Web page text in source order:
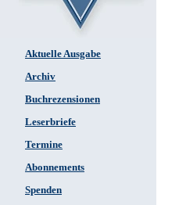
Aktuelle Ausgabe
Archiv
Buchrezensionen
Leserbriefe
Termine
Abonnements
Spenden